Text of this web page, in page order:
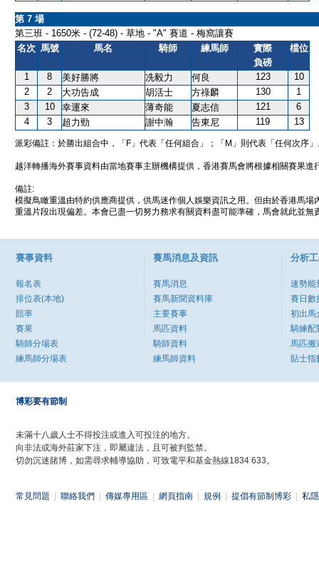
第 7 場
第三班 - 1650米 - (72-48) - 草地 - "A" 賽道 - 梅窩讓賽
名次 馬號 馬名 騎師 練馬師
實際
負磅
檔位
1 8 美好勝將 冼毅力 何良 123
10
2
2 大功告成 胡活士 方祿麟 130
1
3
10 幸運來 薄奇能 夏志信 121
6
4
3 超力勁 謝中瀚 告東尼 119 13
派彩備註：於勝出組合中，「F」代表「任何組合」；「M」則代表「任何次序
越洋轉播海外賽事資料由當地賽事主辦機構提供，香港賽馬會將根據相關賽果進
備註:
模擬鳥瞰重溫由特約供應商提供，供馬迷作個人娛樂資訊之用。但由於香港馬
重溫片段出現偏差。本會已盡一切努力務求有關資料盡可能準確，馬會就此並
賽事資料
報名表
排位表(本地)
賠率
賽果
騎師分場表
練馬師分場表
賽馬消息及資訊
賽馬消息
賽馬新聞資料庫
主要賽事
馬匹資料
騎師資料
練馬師資料
分析
速勢能
賽日數
初出馬
騎練配
馬匹搬
貼士指
博彩要有節制
未滿十八歲人士不得投注或進入可投注的地方。
向非法或海外莊家下注，即屬違法，且可被判監禁。
切勿沉迷賭博，如需尋求輔導協助，可致電平和基金熱線1834 633。
常見問題 聯絡我們 傳媒專用區 網頁指南 規例 提倡有節制博彩 私